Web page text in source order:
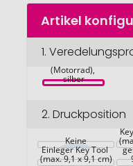
Zum
Anfang
Bildgalerie
Artikel
1.Motorbike - 21
(Motorrad),
silber
2. Druckposition
Keine
Einleger Key Tool
(max. 9,1 x 9,1 cm)